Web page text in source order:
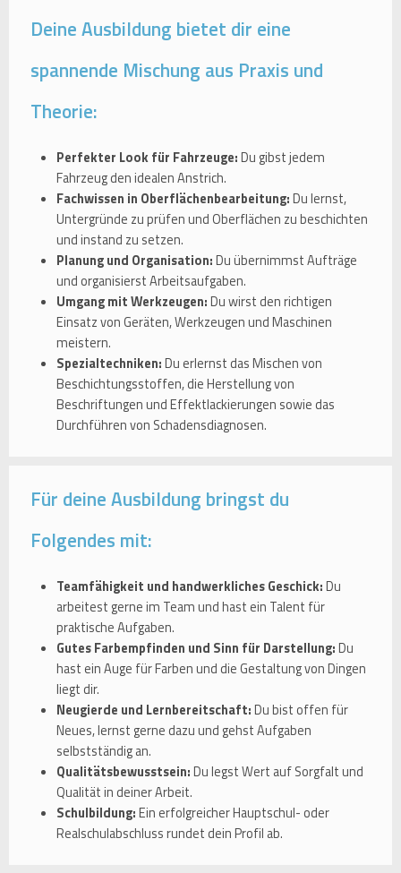
Deine Ausbildung bietet dir eine
spannende Mischung aus Praxis und
Theorie:
Perfekter Look für Fahrzeuge:Du gibst jedem
Fahrzeug den idealen Anstrich.
Fachwissen in Oberflächenbearbeitung:Du lernst,
Untergründe zu prüfen und Oberflächen zu beschichten
und instand zu setzen.
Planung und Organisation:Du übernimmst Aufträge
und organisierst Arbeitsaufgaben.
Umgang mit Werkzeugen:Du wirst den richtigen
Einsatz von Geräten, Werkzeugen und Maschinen
meistern.
Spezialtechniken:Du erlernst das Mischen von
Beschichtungsstoffen, die Herstellung von
Beschriftungen und Effektlackierungen sowie das
Durchführen von Schadensdiagnosen.
Für deine Ausbildung bringst du
Folgendes mit:
Teamfähigkeit und handwerkliches Geschick:Du
arbeitest gerne im Team und hast ein Talent für
praktische Aufgaben.
Gutes Farbempfinden und Sinn für Darstellung:Du
hast ein Auge für Farben und die Gestaltung von Dingen
liegt dir.
Neugierde und Lernbereitschaft:Du bist offen für
Neues, lernst gerne dazu und gehst Aufgaben
selbstständig an.
Qualitätsbewusstsein:Du legst Wert auf Sorgfalt und
Qualität in deiner Arbeit.
Schulbildung:Ein erfolgreicher Hauptschul- oder
Realschulabschluss rundet dein Profil ab.